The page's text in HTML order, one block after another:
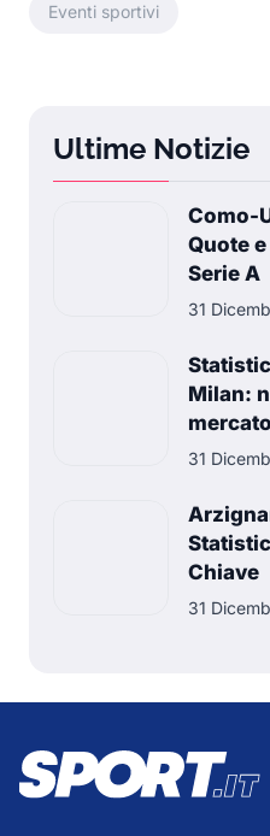
Eventi sportivi
Ultime Notizie
Como-
Quote
Serie A
31
Milan:
mercato
31
Chiave
31